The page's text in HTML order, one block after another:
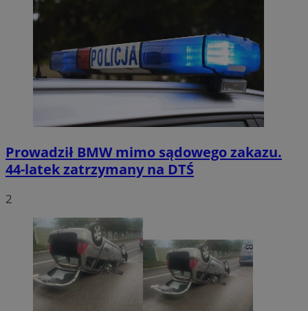
Prowadził BMW mimo sądowego zakazu.
44-latek zatrzymany na DTŚ
2